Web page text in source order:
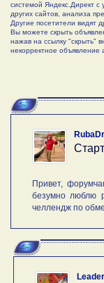
системой Яндекс.Директ
других сайтов, анализа
Другие посетители видят
Вы можете скрыть
нажав на ссылку "скрыть"
некорректное объявление
Привет,
безумно люблю
челлендж по